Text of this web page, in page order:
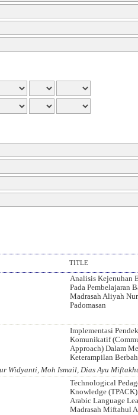
TITLE
Analisis Kejenuhan
Pada Pembelajaran
Madrasah Aliyah
Padomasan
Implementasi
Komunikatif
Approach) Dalam
Keterampilan
Widyanti, Moh Ismail, Dias Ayu
Technological
Knowledge
Arabic Language
Madrasah Miftahul